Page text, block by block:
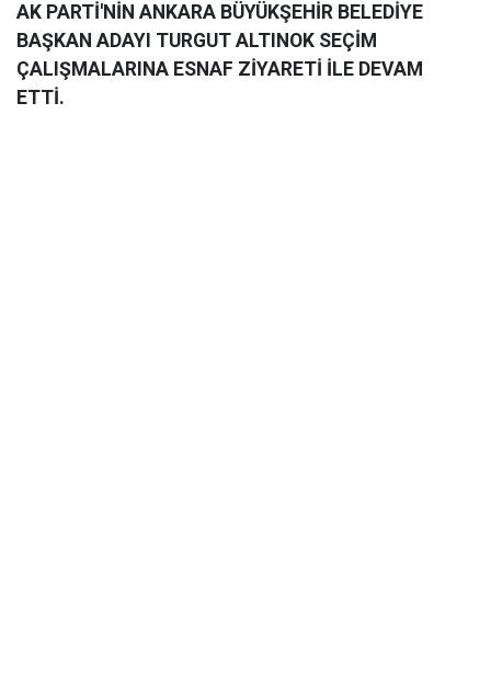
AK PARTİ'NİN ANKARA BÜYÜKŞEHİR BELEDİYE
BAŞKAN ADAYI TURGUT ALTINOK SEÇİM
ÇALIŞMALARINA ESNAF ZİYARETİ İLE DEVAM
ETTİ.